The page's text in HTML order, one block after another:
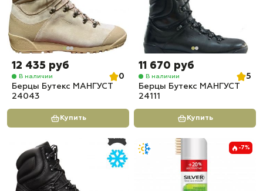
12 435 руб
В наличии
0
Берцы Бутекс МАНГУСТ
24043
Купить
11 670 руб
В наличии
5
Берцы Бутекс МАНГУСТ
24111
Купить
-7%